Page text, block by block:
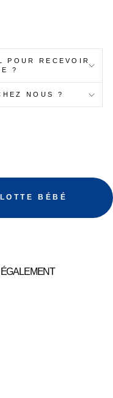
POUR RECEVOIR
?
NOUS ?
BÉBÉ